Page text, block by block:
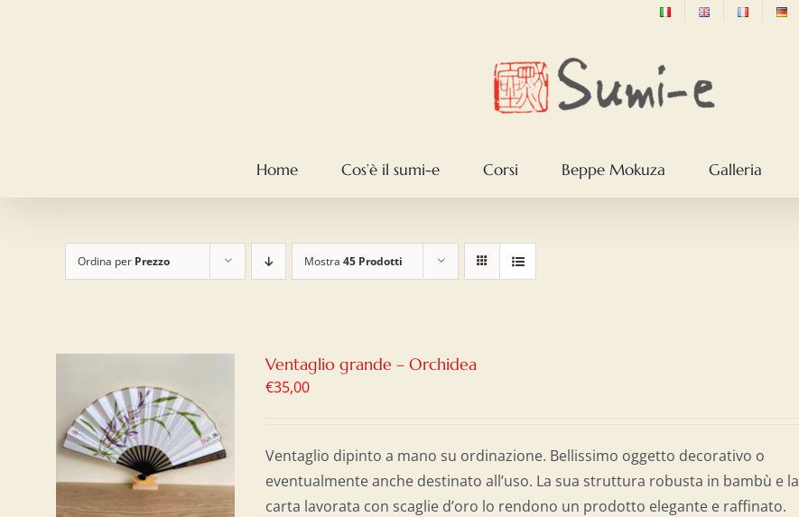
Home Cos’è il sumi-e Corsi Beppe Mokuza Galleria
Ordina per Prezzo Mostra 45 Prodotti
Ventaglio grande – Orchidea
€35,00
Ventaglio dipinto a mano su ordinazione. Bellissimo oggetto decorativo o
eventualmente anche destinato all’uso. La sua struttura robusta in bambù e la
carta lavorata con scaglie d’oro lo rendono un prodotto elegante e raffinato.